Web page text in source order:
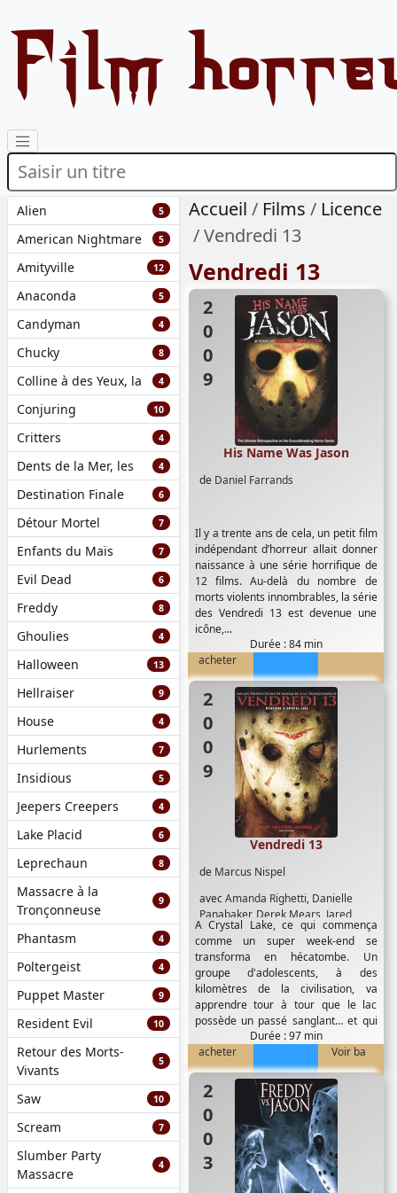
Film
Alien 5
American Nightmare 5
Amityville 12
Anaconda 5
Candyman 4
Chucky 8
Colline à des Yeux, la 4
Conjuring 10
Critters 4
Dents de la Mer, les 4
Destination Finale 6
Détour Mortel 7
Enfants du Maïs 7
Evil Dead 6
Freddy 8
Ghoulies 4
Halloween 13
Hellraiser 9
House 4
Hurlements 7
Insidious 5
Jeepers Creepers 4
Lake Placid 6
Leprechaun 8
Massacre à la
Tronçonneuse
9
Phantasm 4
Poltergeist 4
Puppet Master 9
Resident Evil 10
Retour des Morts-
Vivants
5
Saw 10
Scream 7
Slumber Party
Massacre
4
Accueil Films
Licence
Vendredi 13
Vendredi 13
2009
de Daniel Farrands
His Name Was Jason
Il y a trente ans de cela, un petit film
indépendant d’horreur allait donner
naissance à une série horrifique de
12 films. Au-delà du nombre de
morts violents innombrables, la série
des Vendredi 13 est devenue une
icône,...
Durée : 84 min
acheter
2009
de Marcus Nispel
avecAmanda Righetti, Danielle
Panabaker, Derek Mears Jared
Padalecki ,Travis Van Winkle
Vendredi 13
A Crystal Lake, ce qui commença
comme un super week-end se
transforma en hécatombe. Un
groupe d'adolescents, à des
kilomètres de la civilisation, va
apprendre tour à tour que le lac
possède un passé sanglant… et qui
Durée : 97 min
acheter
Voir ba
2003